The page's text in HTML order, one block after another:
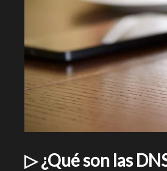
▷ ¿Qué son las